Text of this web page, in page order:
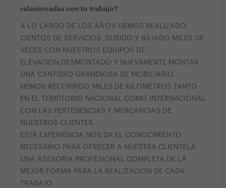
relacionadas con tu trabajo?
A LO LARGO DE LOS AÃ‘OS HEMOS REALIZADO
CIENTOS DE SERVICIOS ,SUBIDO Y BAJADO MILES DE
VECES CON NUESTROS EQUIPOS DE
ELEVACION,DESMONTADO Y NUEVAMENTE MONTAR
UNA CANTIDAD GRANDIOSA DE MOBILIARIO.
HEMOS RECORRIDO MILES DE KILOMETROS TANTO
EN EL TERRITORIO NACIONAL COMO INTERNACIONAL
CON LAS PERTENENCIAS Y MERCANCIAS DE
NUESTROS CLIENTES.
ESTA EXPERIENCIA NOS DA EL CONOCIMIENTO
NECESARIO PARA OFRECER A NUESTRA CLIENTELA
UNA ASESORIA PROFESIONAL COMPLETA DE LA
MEJOR FORMA PARA LA REALIZACION DE CADA
TRABAJO.